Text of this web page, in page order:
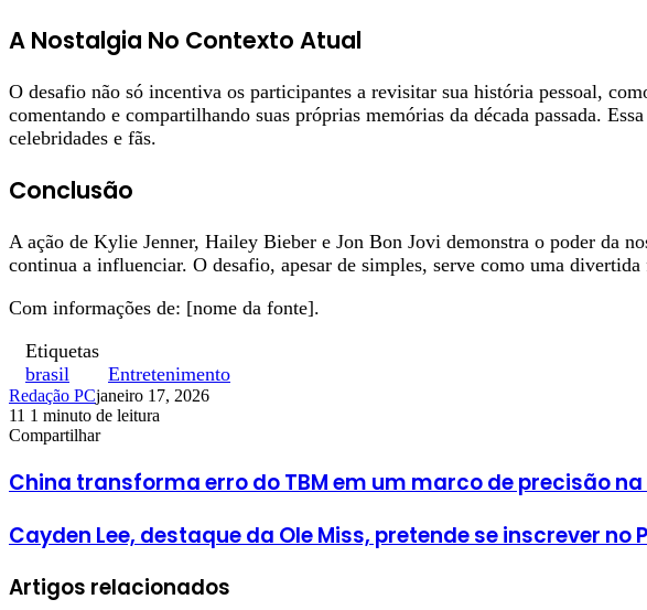
A Nostalgia No Contexto Atual
O desafio não só incentiva os participantes a revisitar sua história pessoal,
comentando e compartilhando suas próprias memórias da década passada.
celebridades e fãs.
Conclusão
A ação de Kylie Jenner, Hailey Bieber e Jon Bon Jovi demonstra o poder da
continua a influenciar. O desafio, apesar de simples, serve como uma
Com informações de: [nome da fonte].
Etiquetas
brasil
Entretenimento
Redação PCjaneiro 17, 2026
11 1 minuto de leitura
Facebook
X
Linkedin
Pinterest
WhatsApp
Telegram
Compartilhar
China transforma erro do TBM em um marco de precisão
Cayden Lee, destaque da Ole Miss, pretende se inscrever
Artigos relacionados